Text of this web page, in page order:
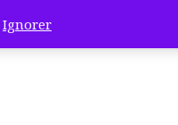
Ignorer